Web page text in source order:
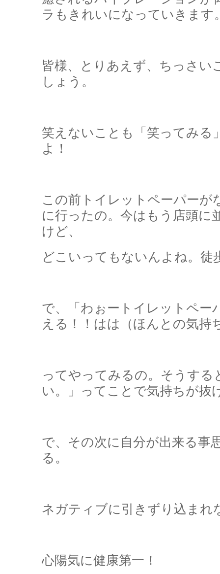
ラもきれいになっていきます
皆様、とりあえず、ちっさい
しょう。
笑えないことも「笑ってみる
よ！
この前トイレットペーパーが
に行ったの。今はもう店頭に
けど、
どこいってもないんよね。徒
で、「わぉートイレットペー
える！！はは（ほんとの気持
ってやってみるの。そうする
い。」ってことで気持ちが抜
で、その次に自分が出来る事
る。
ネガティブに引きずり込まれ
心陽気に健康第一！